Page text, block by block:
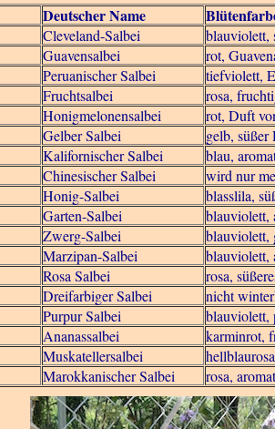
Deutscher Name
Cleveland-Salbei
blauviolett,
Guavensalbei
rot,
Peruanischer Salbei
tiefviolett,
Fruchtsalbei
rosa,
Honigmelonensalbei
rot, Duft
Gelber Salbei
gelb,
Kalifornischer Salbei
blau,
Chinesischer Salbei
wird nur
Honig-Salbei
blasslila,
Garten-Salbei
blauviolett,
Zwerg-Salbei
blauviolett,
Marzipan-Salbei
blauviolett,
Rosa Salbei
rosa,
Dreifarbiger Salbei
nicht
Purpur Salbei
blauviolett,
Ananassalbei
karminrot,
Muskatellersalbei
Marokkanischer Salbei rosa,